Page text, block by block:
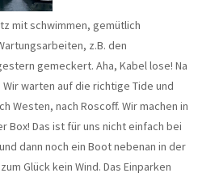
mit schwimmen, gemütlich
z.B. den
gemeckert. Aha, Kabel lose! Na
warten auf die richtige Tide und
Westen, nach Roscoff. Wir machen in
Box! Das ist für uns nicht einfach bei
dann noch ein Boot nebenan in der
Glück kein Wind. Das Einparken